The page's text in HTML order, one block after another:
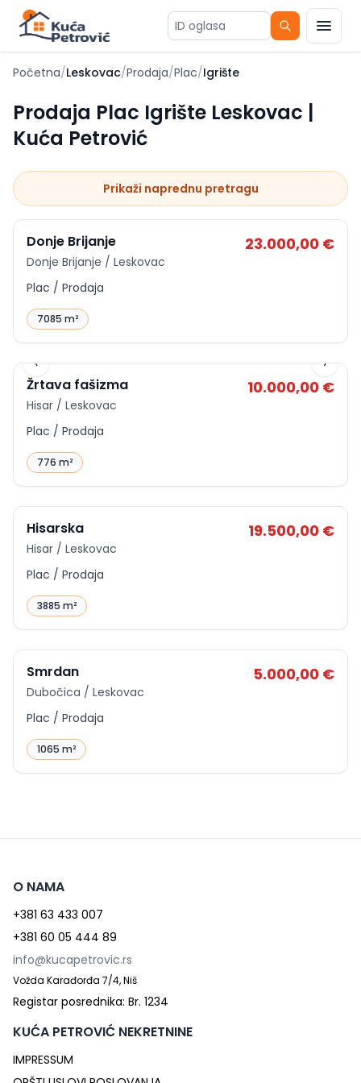
ID oglasa
Početna/Leskovac/Prodaja/Plac/Igrište
Prodaja Plac Igrište Leskovac |
Kuća Petrović
Prikaži naprednu pretragu
Donje Brijanje
Donje Brijanje / Leskovac
23.000,00 €
Plac / Prodaja
7085 m²
IDp-14669
‹
›
Žrtava fašizma
Hisar / Leskovac
10.000,00 €
Plac / Prodaja
776 m²
IDp-10892
Hisarska
Hisar / Leskovac
19.500,00 €
Plac / Prodaja
3885 m²
IDp-7036
Smrdan
Dubočica / Leskovac
5.000,00 €
Plac / Prodaja
1065 m²
O NAMA
+381 63 433 007
+381 60 05 444 89
info@kucapetrovic.rs
Vožda Karađorđa 7/4, Niš
Registar posrednika: Br. 1234
KUĆA PETROVIĆ NEKRETNINE
IMPRESSUM